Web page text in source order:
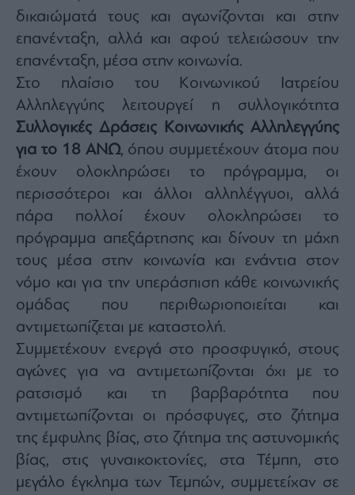
δικαιώματά τους και αγωνίζονται και στην
επανένταξη, αλλά και αφού τελειώσουν την
επανένταξη, μέσα στην κοινωνία.
Στο πλαίσιο του Κοινωνικού Ιατρείου
Αλληλεγγύης λειτουργεί η συλλογικότητα
Συλλογικές Δράσεις Κοινωνικής Αλληλεγγύης
για το 18 ΑΝΩ, όπου συμμετέχουν άτομα που
έχουν ολοκληρώσει το πρόγραμμα, οι
περισσότεροι και άλλοι αλληλέγγυοι, αλλά
πάρα πολλοί έχουν ολοκληρώσει το
πρόγραμμα απεξάρτησης και δίνουν τη μάχη
τους μέσα στην κοινωνία και ενάντια στον
νόμο και για την υπεράσπιση κάθε κοινωνικής
ομάδας που περιθωριοποιείται και
αντιμετωπίζεται με καταστολή.
Συμμετέχουν ενεργά στο προσφυγικό, στους
αγώνες για να αντιμετωπίζονται όχι με το
ρατσισμό και τη βαρβαρότητα που
αντιμετωπίζονται οι πρόσφυγες, στο ζήτημα
της έμφυλης βίας, στο ζήτημα της αστυνομικής
βίας, στις γυναικοκτονίες, στα Τέμπη, στο
μεγάλο έγκλημα των Τεμπών, συμμετείχαν σε